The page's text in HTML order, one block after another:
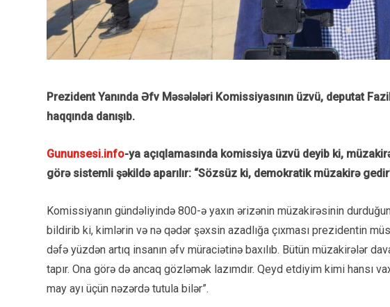
Prezident Yanında Əfv Məsələləri Komissiyasının üzvü, deputat
haqqında danışıb.
Gununsesi.info-ya açıqlamasında komissiya üzvü deyib ki,
görə sistemli şəkildə aparılır: “Sözsüz ki, demokratik müzakirə
Komissiyanın gündəliyində 800-ə yaxın ərizənin müzakirəsinin
bildirib ki, kimlərin və nə qədər şəxsin azadlığa çıxması prezidentin
dəfə yüzdən artıq insanın əfv müraciətinə baxılıb. Bütün müzakirələr
tapır. Ona görə də ancaq gözləmək lazımdır. Qeyd etdiyim kimi hansı
may ayı üçün nəzərdə tutula bilər”.